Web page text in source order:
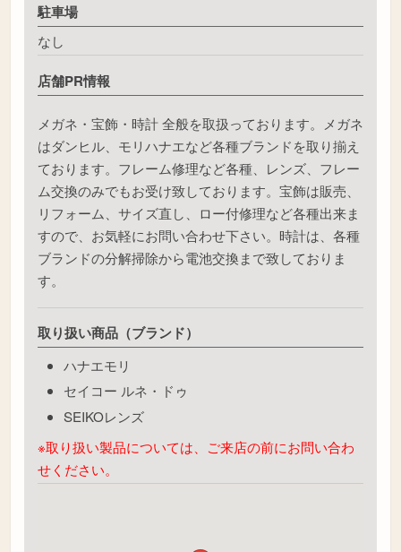
駐車場
なし
店舗PR情報
メガネ・宝飾・時計 全般を取扱っております。メガネ
はダンヒル、モリハナエなど各種ブランドを取り揃え
ております。フレーム修理など各種、レンズ、フレー
ム交換のみでもお受け致しております。宝飾は販売、
リフォーム、サイズ直し、ロー付修理など各種出来ま
すので、お気軽にお問い合わせ下さい。時計は、各種
ブランドの分解掃除から電池交換まで致しておりま
す。
取り扱い商品（ブランド）
ハナエモリ
セイコー ルネ・ドゥ
SEIKOレンズ
※取り扱い製品については、ご来店の前にお問い合わ
せください。